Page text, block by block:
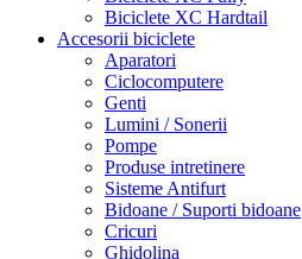
Biciclete XC Hardtail
Accesorii biciclete
Aparatori
Ciclocomputere
Genti
Lumini / Sonerii
Pompe
Produse intretinere
Sisteme Antifurt
Bidoane / Suporti bidoane
Cricuri
Ghidolina